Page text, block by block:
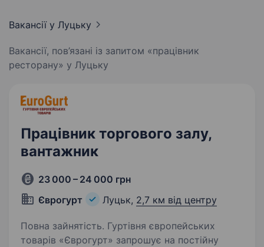
Вакансії у Луцьку
Вакансії, пов’язані із запитом «працівник
ресторану» у Луцьку
Працівник торгового залу,
вантажник
23 000 – 24 000 грн
Єврогурт
Луцьк, 2,7 км від центру
Повна зайнятість. Гуртівня європейських
товарів «Єврогурт» запрошує на постійну